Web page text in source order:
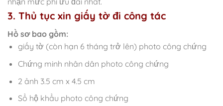
3. Thủ tục xin giấy tờ đi công tác
Hồ sơ bao gồm:
giấy tờ (còn hạn 6 tháng trở lên) photo công chứng
Chứng minh nhân dân photo công chứng
2 ảnh 3.5 cm x 4.5 cm
Sổ hộ khẩu photo công chứng